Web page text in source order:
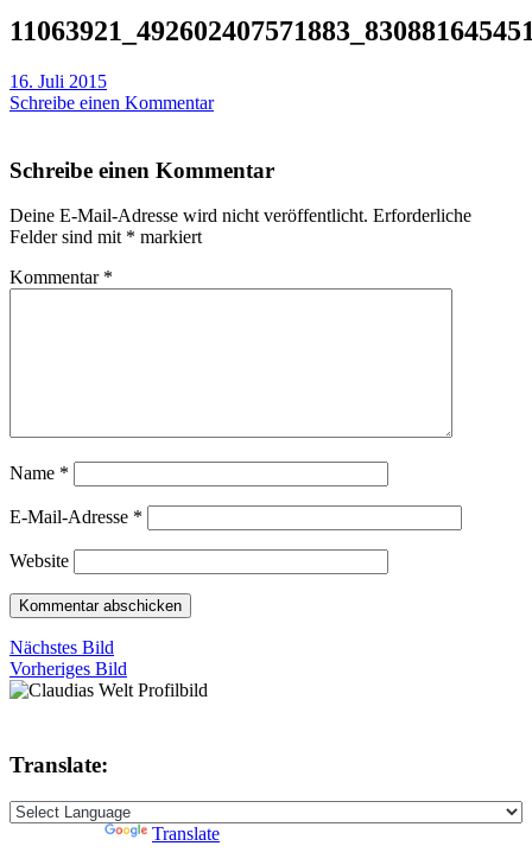
16. Juli 2015
Schreibe einen Kommentar
Schreibe einen Kommentar
Deine E-Mail-Adresse wird nicht veröffentlicht. Erforderliche
Felder sind mit * markiert
Kommentar *
Name *
E-Mail-Adresse *
Website
Nächstes Bild
Vorheriges Bild
Translate:
Translate